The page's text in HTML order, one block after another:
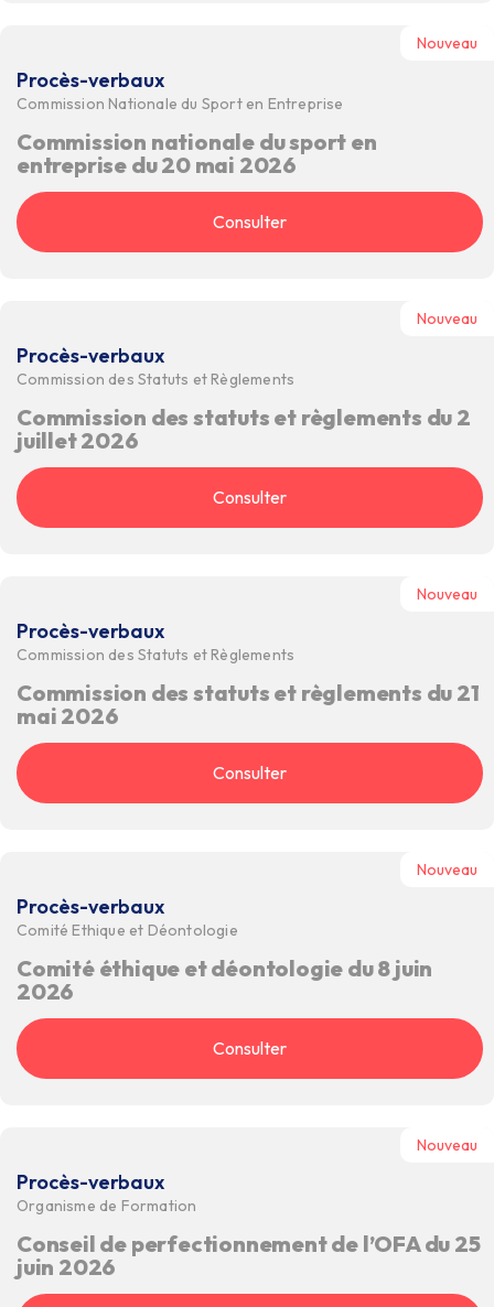
Nouveau
Procès-verbaux
Commission Nationale du Sport en Entreprise
Commission nationale du sport en
entreprise du 20 mai 2026
Consulter
Nouveau
Procès-verbaux
Commission des Statuts et Règlements
Commission des statuts et règlements du 2
juillet 2026
Consulter
Nouveau
Procès-verbaux
Commission des Statuts et Règlements
Commission des statuts et règlements du 21
mai 2026
Consulter
Nouveau
Procès-verbaux
Comité Ethique et Déontologie
Comité éthique et déontologie du 8 juin
2026
Consulter
Nouveau
Procès-verbaux
Organisme de Formation
Conseil de perfectionnement de l’OFA du 25
juin 2026